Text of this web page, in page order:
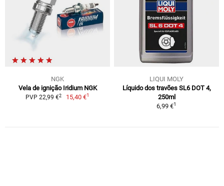
NGK
Vela de ignição Iridium NGK
PVP 22,99 €2 15,40 €1
LIQUI MOLY
Líquido dos travões SL6 DOT 4,
250ml
6,99 €1